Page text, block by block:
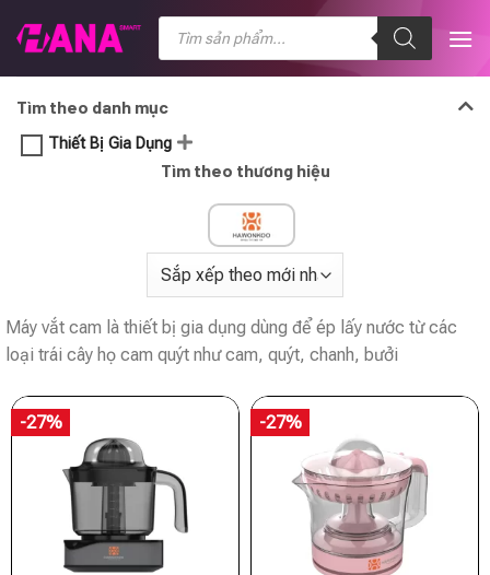
đến
Tìm
kiếm
phẩm
Tìm theo danh mục
Thiết Bị Gia Dụng
Tìm theo thương hiệu
Máy vắt cam là thiết bị gia dụng dùng để ép lấy nước từ các
loại trái cây họ cam quýt như cam, quýt, chanh, bưởi
-27% -27%